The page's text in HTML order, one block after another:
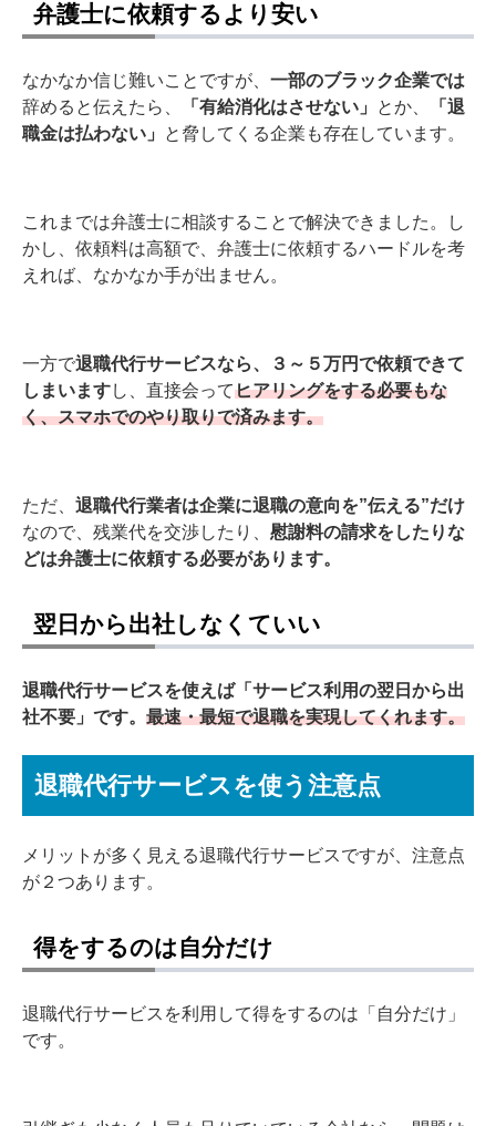
弁護士に依頼するより安い
なかなか信じ難いことですが、 一部のブラック企業では
辞めると伝えたら、
「有給消化はさせない」 とか、
「退
職金は払わない」
と脅してくる企業も存在しています。
これまでは弁護士に相談することで解決できました。
し
かし、依頼料は高額で、弁護士に依頼するハードルを考
えれば、なかなか手が出ません。
一方で退職代行サービスなら、３～５万円で依頼できて
しまいますし、直接会ってヒアリングをする必要もな
く、スマホでのやり取りで済みます。
ただ、 退職代行業者は企業に退職の意向を”伝える”だけ
なので、残業代を交渉したり、 慰謝料の請求をしたりな
どは弁護士に依頼する必要があります。
翌日から出社しなくていい
退職代行サービスを使えば「サービス利用の翌日から出
社不要」です。 最速・最短で退職を実現してくれます。
退職代行サービスを使う注意点
メリットが多く見える退職代行サービスですが、注意点
が２つあります。
得をするのは自分だけ
退職代行サービスを利用して得をするのは「自分だけ」
です。